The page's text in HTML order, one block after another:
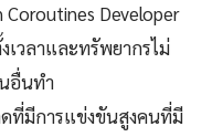
Developer
เวลาและทรัพยากรไม่
อื่นทำ
ที่มีการแข่งขันสูงคนที่มี